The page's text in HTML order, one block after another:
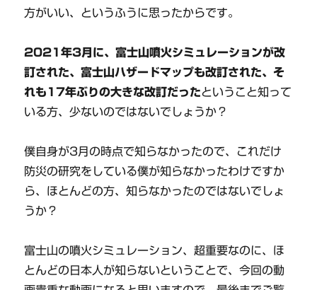
方がいい、というふうに思ったからです。
2021年3月に、富士山噴火シミュレーションが改
訂された、富士山ハザードマップも改訂された、そ
れも17年ぶりの大きな改訂だったということ知って
いる方、少ないのではないでしょうか？
僕自身が3月の時点で知らなかったので、これだけ
防災の研究をしている僕が知らなかったわけですか
ら、ほとんどの方、知らなかったのではないでしょ
うか？
富士山の噴火シミュレーション、超重要なのに、ほ
とんどの日本人が知らないということで、今回の動